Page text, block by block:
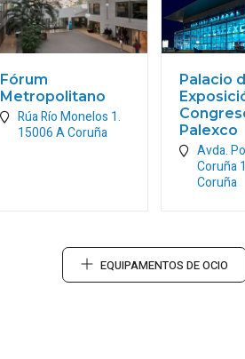
Fórum
Metropolitano
Rúa Río Monelos 1.
15006A Coruña
Palacio
Palexco
Avda.
Coruña
Coruña
EQUIPAMENTOS DE OCIO